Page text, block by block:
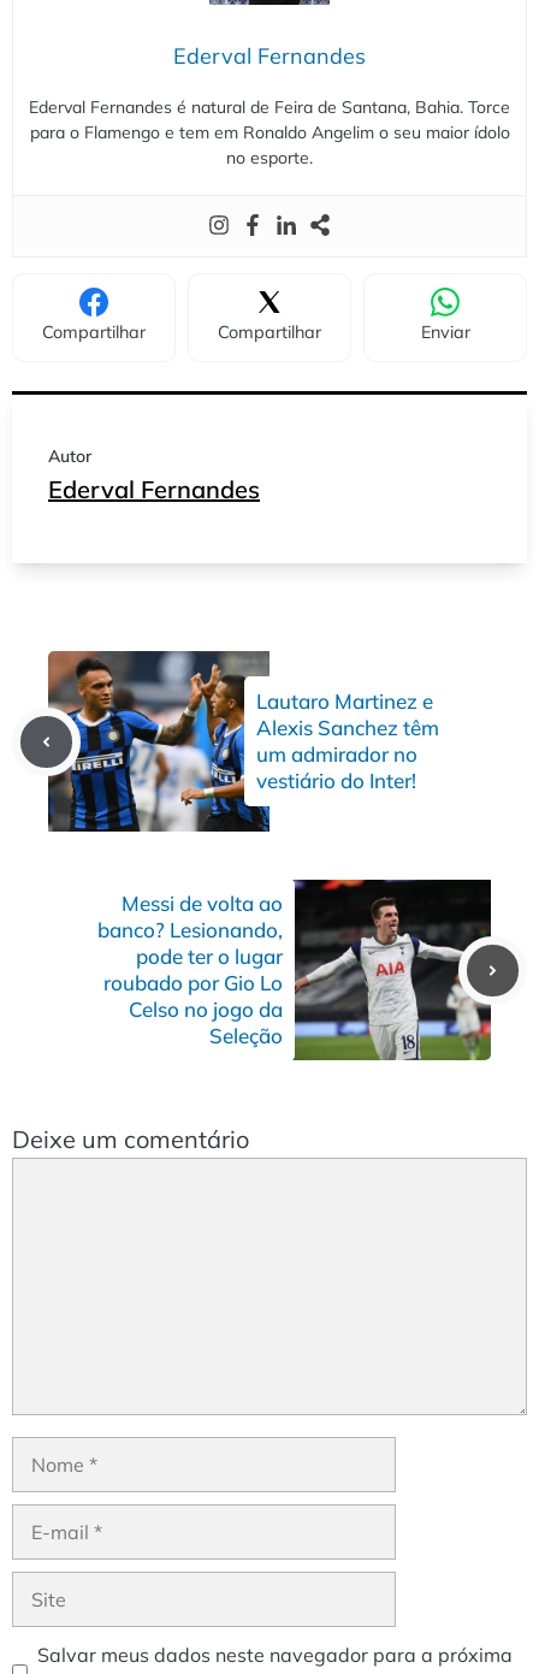
Ederval Fernandes
Ederval Fernandes é natural de Feira de Santana, Bahia. Torce
para o Flamengo e tem em Ronaldo Angelim o seu maior ídolo
no esporte.
Compartilhar Compartilhar Enviar
Autor
Ederval Fernandes
Lautaro Martinez e
Alexis Sanchez têm
um admirador no
vestiário do Inter!
Messi de volta ao
banco? Lesionando,
pode ter o lugar
roubado por Gio Lo
Celso no jogo da
Seleção
Deixe um comentário
Nome
Site
Salvar meus dados neste navegador para a próxima